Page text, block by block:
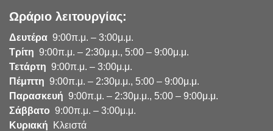
Ωράριο λειτουργίας:
Δευτέρα 9:00π.μ. – 3:00μ.μ.
Τρίτη 9:00π.μ. – 2:30μ.μ., 5:00 – 9:00μ.μ.
Τετάρτη 9:00π.μ. – 3:00μ.μ.
Πέμπτη 9:00π.μ. – 2:30μ.μ., 5:00 – 9:00μ.μ.
Παρασκευή 9:00π.μ. – 2:30μ.μ., 5:00 – 9:00μ.μ.
Σάββατο 9:00π.μ. – 3:00μ.μ.
Κυριακή Κλειστά